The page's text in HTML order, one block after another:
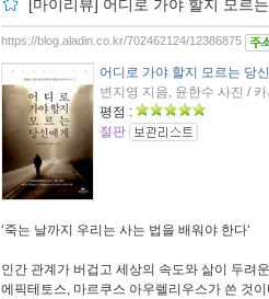
[마이리뷰] 어디로 가야 할지 모르
https://blog.aladin.co.kr/702462124/12386875
어디로 가야 할지 모르는 당
변지영 지음, 윤한수 사진 /
평점 :
절판
‘죽는 날까지 우리는 사는 법을 배워야 한다‘
인간 관계가 버겁고 세상의 속도와 삶이 두려
에픽테토스, 마르쿠스 아우렐리우스가 쓴 것